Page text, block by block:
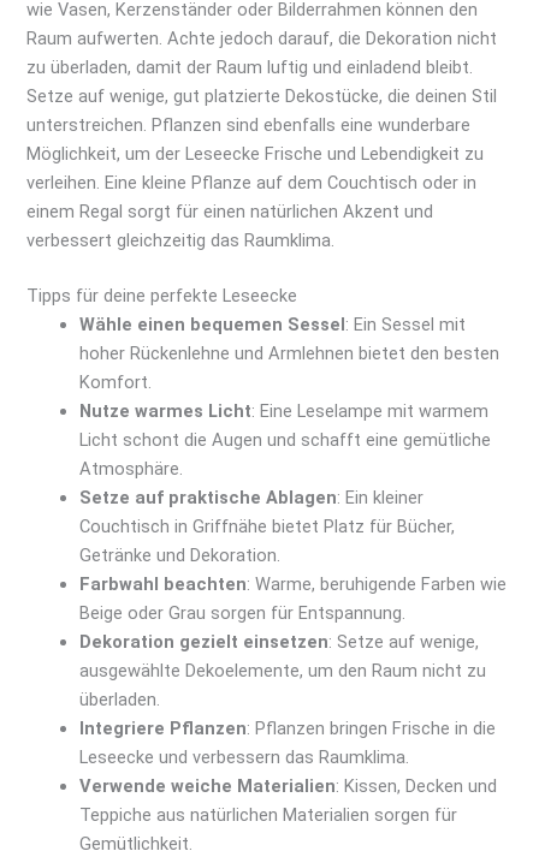
wie Vasen, Kerzenständer oder Bilderrahmen können den
Raum aufwerten. Achte jedoch darauf, die Dekoration nicht
zu überladen, damit der Raum luftig und einladend bleibt.
Setze auf wenige, gut platzierte Dekostücke, die deinen Stil
unterstreichen. Pflanzen sind ebenfalls eine wunderbare
Möglichkeit, um der Leseecke Frische und Lebendigkeit zu
verleihen. Eine kleine Pflanze auf dem Couchtisch oder in
einem Regal sorgt für einen natürlichen Akzent und
verbessert gleichzeitig das Raumklima.
Tipps für deine perfekte Leseecke
Wähle einen bequemen Sessel: Ein Sessel mit
hoher Rückenlehne und Armlehnen bietet den besten
Komfort.
Nutze warmes Licht: Eine Leselampe mit warmem
Licht schont die Augen und schafft eine gemütliche
Atmosphäre.
Setze auf praktische Ablagen: Ein kleiner
Couchtisch in Griffnähe bietet Platz für Bücher,
Getränke und Dekoration.
Farbwahl beachten: Warme, beruhigende Farben wie
Beige oder Grau sorgen für Entspannung.
Dekoration gezielt einsetzen: Setze auf wenige,
ausgewählte Dekoelemente, um den Raum nicht zu
überladen.
Integriere Pflanzen: Pflanzen bringen Frische in die
Leseecke und verbessern das Raumklima.
Verwende weiche Materialien: Kissen, Decken und
Teppiche aus natürlichen Materialien sorgen für
Gemütlichkeit.